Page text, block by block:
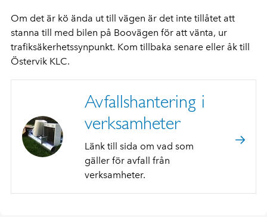
Om det är kö ända ut till vägen är det inte tillåtet att
stanna till med bilen på Boovägen för att vänta, ur
trafiksäkerhetssynpunkt. Kom tillbaka senare eller åk till
Östervik KLC.
Avfallshantering i
verksamheter
Länk till sida om vad som
gäller för avfall från
verksamheter.